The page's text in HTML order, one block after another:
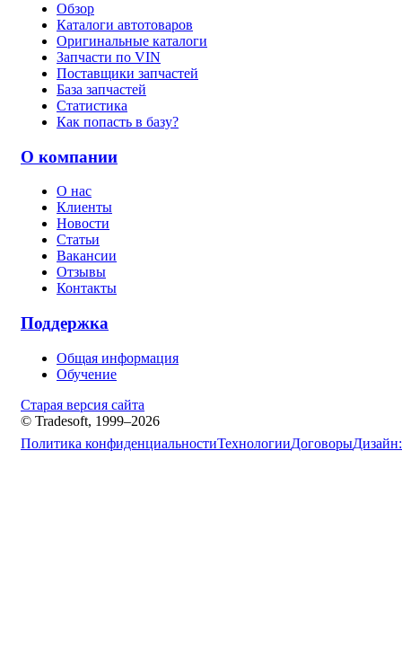
Обзор
Каталоги автотоваров
Оригинальные каталоги
Запчасти по VIN
Поставщики запчастей
База запчастей
Статистика
Как попасть в базу?
О компании
О нас
Клиенты
Новости
Статьи
Вакансии
Отзывы
Контакты
Поддержка
Общая информация
Обучение
Старая версия сайта
© Tradesoft, 1999–2026
Политика конфиденциальностиТехнологииДоговорыДизайн: